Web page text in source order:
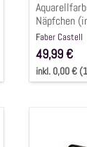
Farben
)
Näpfchen
Faber Castell
49,99 €
inkl. 0,00 €